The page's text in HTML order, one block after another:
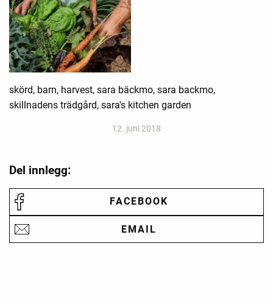
skörd, barn, harvest, sara bäckmo, sara backmo,
skillnadens trädgård, sara's kitchen garden
12. juni 2018
Del innlegg:
FACEBOOK
EMAIL